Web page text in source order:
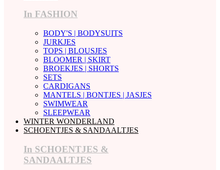
In FASHION
BODY'S | BODYSUITS
JURKJES
TOPS | BLOUSJES
BLOOMER | SKIRT
BROEKJES | SHORTS
SETS
CARDIGANS
MANTELS | BONTJES | JASJES
SWIMWEAR
SLEEPWEAR
WINTER WONDERLAND
SCHOENTJES & SANDAALTJES
In SCHOENTJES &
SANDAALTJES